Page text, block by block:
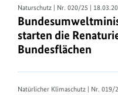
Naturschutz | Nr. 020/25 |
starten die
Bundesflächen
Natürlicher Klimaschutz | Nr.